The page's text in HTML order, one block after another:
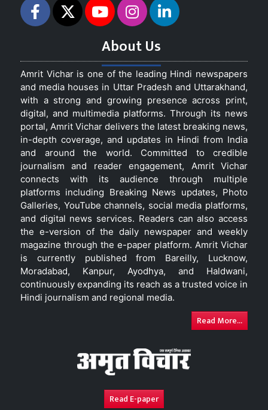
About Us
Amrit Vichar is one of the leading Hindi newspapers
and media houses in Uttar Pradesh and Uttarakhand,
with a strong and growing presence across print,
digital, and multimedia platforms. Through its news
portal, Amrit Vichar delivers the latest breaking news,
in-depth coverage, and updates in Hindi from India
and around the world. Committed to credible
journalism and reader engagement, Amrit Vichar
connects with its audience through multiple
platforms including Breaking News updates, Photo
Galleries, YouTube channels, social media platforms,
and digital news services. Readers can also access
the e-version of the daily newspaper and weekly
magazine through the e-paper platform. Amrit Vichar
is currently published from Bareilly, Lucknow,
Moradabad, Kanpur, Ayodhya, and Haldwani,
continuously expanding its reach as a trusted voice in
Hindi journalism and regional media.
Read More...
Read E-paper